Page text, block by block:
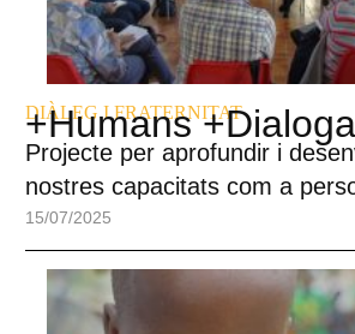
DIÀLEG I FRATERNITAT
+Humans
Projecte per aprofundir i
nostres capacitats com a
15/07/2025